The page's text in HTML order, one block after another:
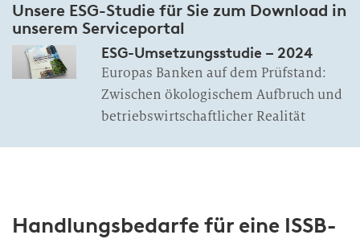
Unsere ESG-Studie für Sie zum Download in
unserem Serviceportal
ESG-Umsetzungsstudie – 2024
Europas Banken auf dem Prüfstand:
Zwischen ökologischem Aufbruch und
betriebswirtschaftlicher Realität
Handlungsbedarfe für eine ISSB-